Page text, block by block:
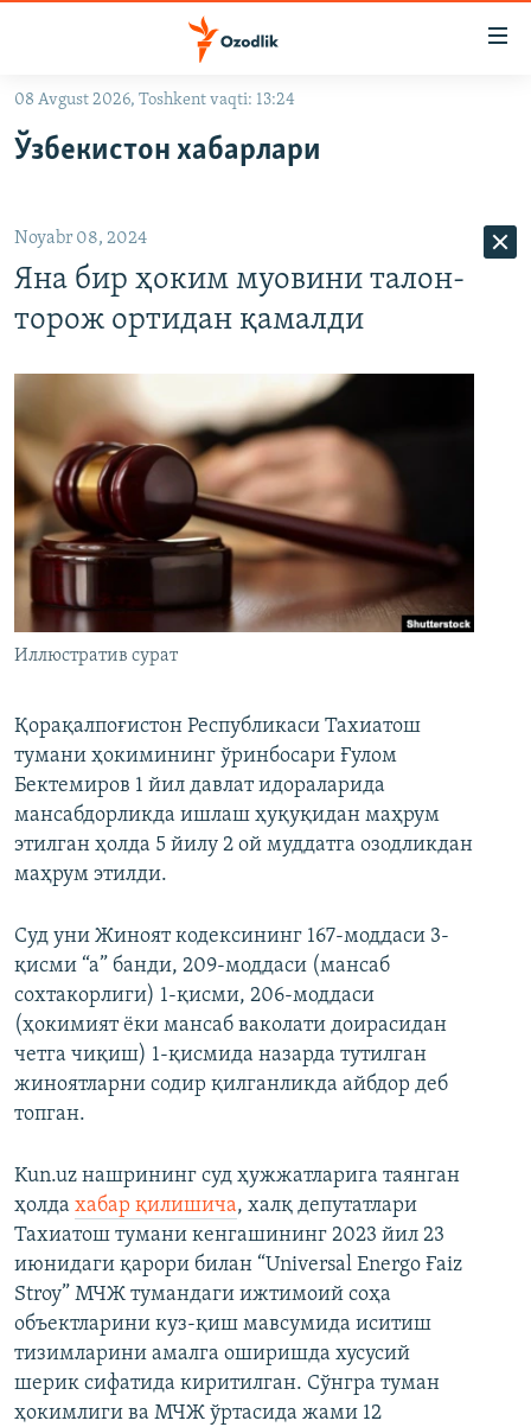
Асосий
Қидиришга
ўтинг
OZODLIK SURISHTIRUVLARI
На русском
ИЖТИМОИЙ ТАРМОҚЛАР
Озодлик бошқа тилларда
08 Avgust 2026, Toshkent vaqti: 13:24
Ўзбекистон хабарлари
Noyabr 08, 2024
Яна бир ҳоким муовини талон-
торож ортидан қамалди
Иллюстратив сурат
Қорақалпоғистон Республикаси Тахиатош
тумани ҳокимининг ўринбосари Ғулом
Бектемиров 1 йил давлат идораларида
мансабдорликда ишлаш ҳуқуқидан маҳрум
этилган ҳолда 5 йилу 2 ой муддатга озодликдан
маҳрум этилди.
Суд уни Жиноят кодексининг 167-моддаси 3-
қисми “а” банди, 209-моддаси (мансаб
сохтакорлиги) 1-қисми, 206-моддаси
(ҳокимият ёки мансаб ваколати доирасидан
четга чиқиш) 1-қисмида назарда тутилган
жиноятларни содир қилганликда айбдор деб
топган.
Kun.uz нашрининг суд ҳужжатларига таянган
ҳолда хабар қилишича, халқ депутатлари
Тахиатош тумани кенгашининг 2023 йил 23
июнидаги қарори билан “Universal Energo Ғaiz
Stroy” МЧЖ тумандаги ижтимоий соҳа
объектларини куз-қиш мавсумида иситиш
тизимларини амалга оширишда хусусий
шерик сифатида киритилган. Сўнгра туман
ҳокимлиги ва МЧЖ ўртасида жами 12